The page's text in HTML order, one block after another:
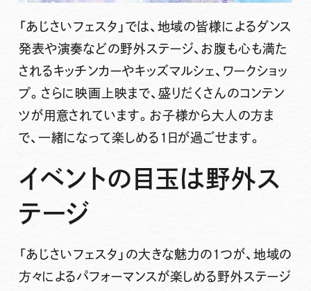
「あじさいフェスタ」では、地域の皆様によるダンス
発表や演奏などの野外ステージ、お腹も心も満た
されるキッチンカーやキッズマルシェ、ワークショッ
プ。さらに映画上映まで、盛りだくさんのコンテン
ツが用意されています。お子様から大人の方ま
で、一緒になって楽しめる1日が過ごせます。
イベントの目玉は野外ス
テージ
「あじさいフェスタ」の大きな魅力の1つが、地域の
方々によるパフォーマンスが楽しめる野外ステージ